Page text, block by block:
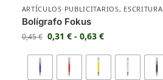
ARTÍCULOS PUBLICITARIOS, ESCRITURA
Bolígrafo Fokus
0,45€ 0,31 € - 0,63 €